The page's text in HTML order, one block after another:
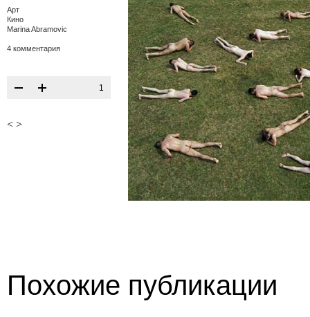
Арт
Кино
Marina Abramovic
4 комментария
1
< >
Похожие публикации